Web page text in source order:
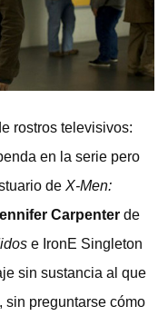
rostros televisivos:
en la serie pero
de X-Men:
Carpenter de
e IronE Singleton
sin sustancia al que
sin preguntarse cómo